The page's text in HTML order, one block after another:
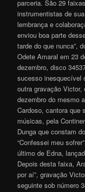
parceria. São 29
instrumentistas de
lembrança e
enviou boa parte
tarde do que nunca”,
Odete Amaral em 23
dezembro, disco
sucesso inesquecível
outra gravação
dezembro do mesmo
Cardoso, cantora que
músicas, pela
Dunga que constam
“Confessei meu
último de Edna,
Depois desta faixa,
por aí”, gravação
seguinte sob número